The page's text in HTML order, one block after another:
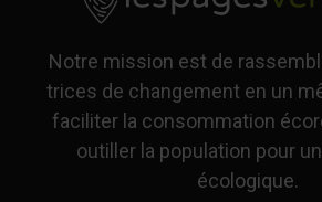
Notre mission est de
trices de changement en un
faciliter la consommation
outiller la population pour
écologique.